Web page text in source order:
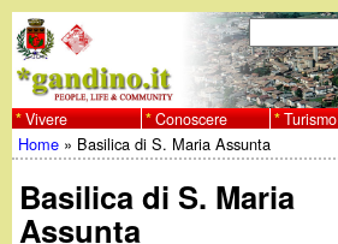
al
contenuto
principale
w
w
F
o
r
m
C
e
r
c
a
Vivere Conoscere Turismo
Tu
sei
Home » Basilica di S. Maria Assunta
Basilica di S. Maria
Assunta